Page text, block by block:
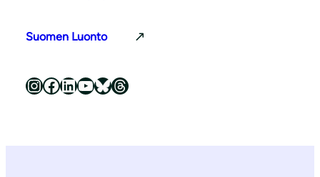
Suomen Luonto
Luonnonsuojeluliitto Instagramissa Luonnonsuojeluliitto Facebookissa Luonnonsuojeluliitto LinkedInissä Luonnonsuojeluliiton YouTube-kanava Luonnonsuojeluliitto Blueskyssa Luonnonsuojeluliitto Threadsissa